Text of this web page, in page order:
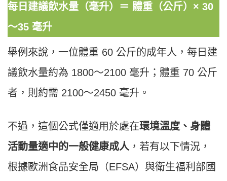
每日建議飲水量（毫升）＝ 體重（公斤）× 30
～35 毫升
舉例來說，一位體重 60 公斤的成年人，每日建
議飲水量約為 1800～2100 毫升；體重 70 公斤
者，則約需 2100～2450 毫升。
不過，這個公式僅適用於處在環境溫度、身體
活動量適中的一般健康成人 ，若有以下情況，
根據歐洲食品安全局（EFSA）與衛生福利部國